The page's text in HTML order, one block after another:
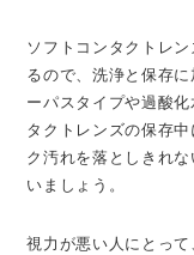
ソフトコンタクトレ
るので、洗浄と保存
ーパスタイプや過酸
タクトレンズの保存
ク汚れを落としきれ
いましょう。
視力が悪い人にとっ